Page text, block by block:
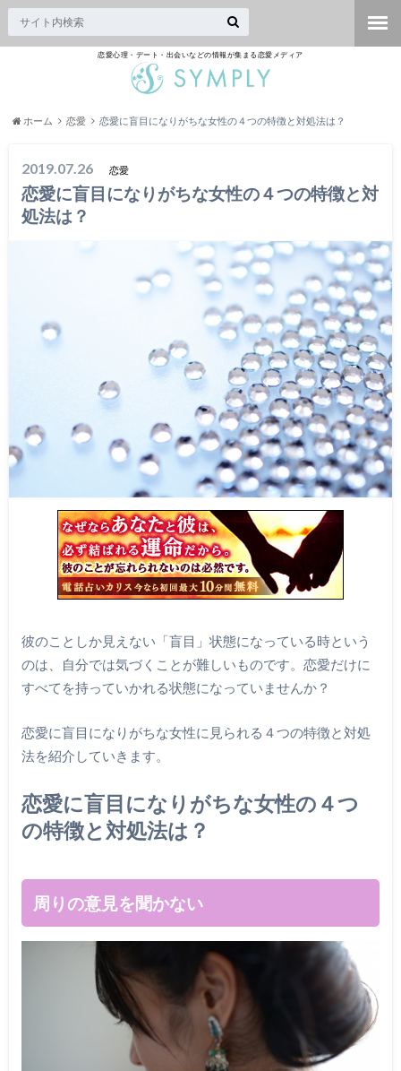
恋愛心理・デート・出会いなどの情報が集まる恋愛メディア
ホーム 恋愛 恋愛に盲目になりがちな女性の４つの特徴と対処法は？
2019.07.26 恋愛
恋愛に盲目になりがちな女性の４つの特徴と対
処法は？
彼のことしか見えない「盲目」状態になっている時という
のは、自分では気づくことが難しいものです。恋愛だけに
すべてを持っていかれる状態になっていませんか？
恋愛に盲目になりがちな女性に見られる４つの特徴と対処
法を紹介していきます。
恋愛に盲目になりがちな女性の４つ
の特徴と対処法は？
周りの意見を聞かない